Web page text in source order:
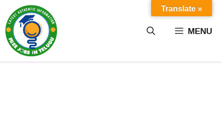
content MENU
Translate »